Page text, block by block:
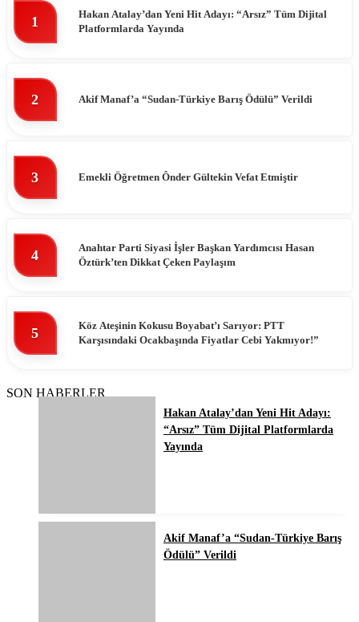
1
Hakan Atalay’dan Yeni Hit Adayı: “Arsız” Tüm Dijital
Platformlarda Yayında
2 Akif Manaf’a “Sudan-Türkiye Barış Ödülü” Verildi
3 Emekli Öğretmen Ônder Gültekin Vefat Etmiştir
4
Anahtar Parti Siyasi İşler Başkan Yardımcısı Hasan
Öztürk’ten Dikkat Çeken Paylaşım
5
Köz Ateşinin Kokusu Boyabat’ı Sarıyor: PTT
Karşısındaki Ocakbaşında Fiyatlar Cebi Yakmıyor!”
SON HABERLER
Hakan Atalay’dan Yeni Hit Adayı:
“Arsız” Tüm Dijital Platformlarda
Yayında
Akif Manaf’a “Sudan-Türkiye Barış
Ödülü” Verildi